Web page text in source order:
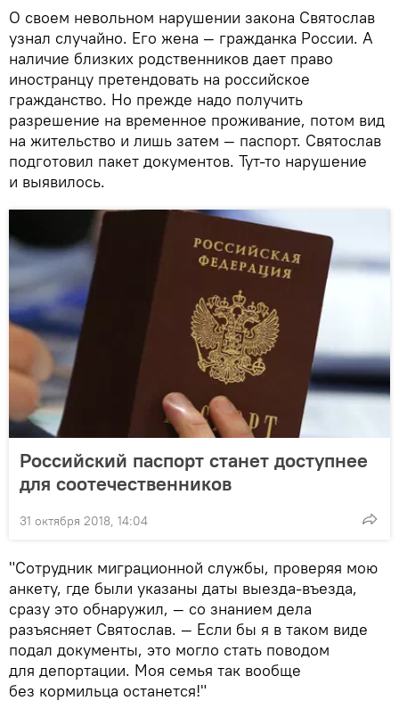
О своем невольном нарушении закона Святослав
узнал случайно. Его жена — гражданка России. А
наличие близких родственников дает право
иностранцу претендовать на российское
гражданство. Но прежде надо получить
разрешение на временное проживание, потом вид
на жительство и лишь затем — паспорт. Святослав
подготовил пакет документов. Тут-то нарушение
и выявилось.
Российский паспорт станет доступнее
для соотечественников
31 октября 2018, 14:04
"Сотрудник миграционной службы, проверяя мою
анкету, где были указаны даты выезда-въезда,
сразу это обнаружил, — со знанием дела
разъясняет Святослав. — Если бы я в таком виде
подал документы, это могло стать поводом
для депортации. Моя семья так вообще
без кормильца останется!"